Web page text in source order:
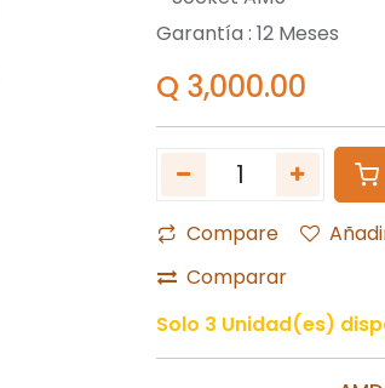
Garantía : 12 Meses
Q 3,000.00
Compare
Comparar
Solo 3 Unidad(es)